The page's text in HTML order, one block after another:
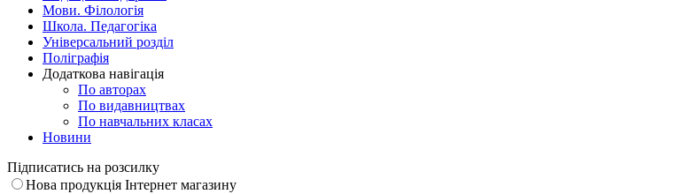
Мови. Філологія
Школа. Педагогіка
Універсальний розділ
Поліграфія
Додаткова навігація
По авторах
По видавництвах
По навчальних класах
Новини
Підписатись на розсилку
Нова продукція Інтернет магазину